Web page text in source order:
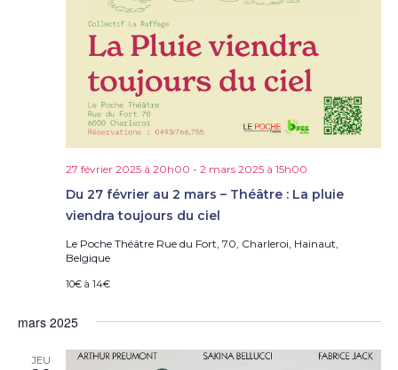
Du 27 février au 2 mars – Théâtre : La pluie
viendra toujours du ciel
27 février 2025 à 20h00 - 2 mars 2025 à 15h00
Le Poche Théâtre Rue du Fort, 70, Charleroi, Hainaut,
Belgique
10€ à 14€
mars 2025
JEU